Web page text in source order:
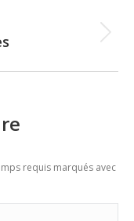
requis marqués avec